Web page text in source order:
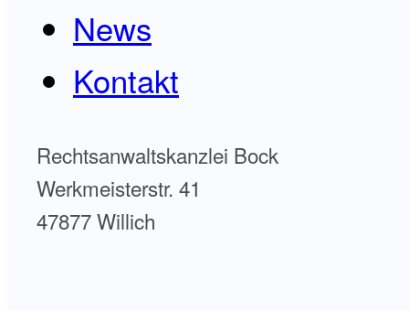
News
Kontakt
Rechtsanwaltskanzlei Bock
Werkmeisterstr. 41
47877 Willich